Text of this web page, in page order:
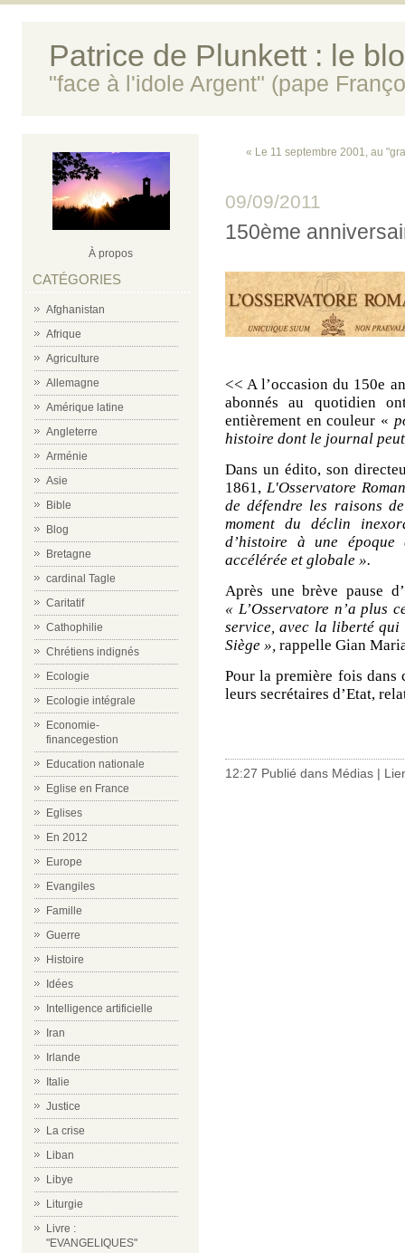
Patrice de Plunkett : le
"face à l'idole Argent" (pape
À propos
CATÉGORIES
Afghanistan
Afrique
Agriculture
Allemagne
Amérique latine
Angleterre
Arménie
Asie
Bible
Blog
Bretagne
cardinal Tagle
Caritatif
Cathophilie
Chrétiens indignés
Ecologie
Ecologie intégrale
Economie-
financegestion
Education nationale
Eglise en France
Eglises
En 2012
Europe
Evangiles
Famille
Guerre
Histoire
Idées
Intelligence artificielle
Iran
Irlande
Italie
Justice
La crise
Liban
Libye
Liturgie
Livre :
"EVANGELIQUES"
« Le 11 septembre 2001, au
09/09/2011
150ème
<< A l’occasion du 150e
abonnés au quotidien
entièrement en couleur «
histoire dont le journal
Dans un édito, son
1861,L'Osservatore
de défendre les raisons
moment du déclin
d’histoire à une
accélérée et globale ».
Après une brève pause
« L’Osservatore n’a plus
service, avec la liberté qui
Siège », rappelle Gian
Pour la première fois dans
leurs secrétaires d’Etat,
12:27 Publié dans Médias |